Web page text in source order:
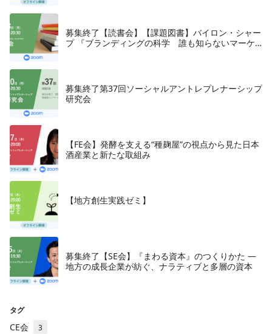
募集終了【読書会】【課題図書】バイロン・シャー
プ 『ブランディングの科学 誰も知らないマーケ
募集終了第37回ソーシャルアントレプレナーシップ
研究会
【FE会】発酵を支える“種麹屋”の視点から見た日本
酒産業と新たな取組み
【地方創生実践ゼミ】
募集終了【SE会】『まわる資本』のつくりかた —
地方の成長企業が紡ぐ、ナラティブと多層の資本
タグ
CE会 3